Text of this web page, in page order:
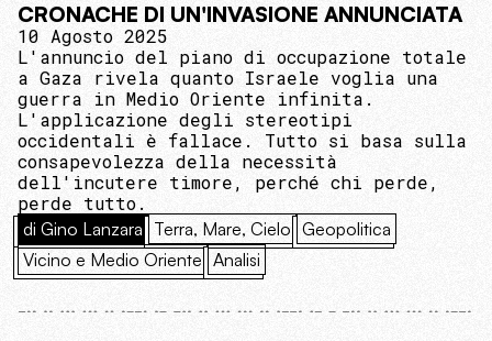
CRONACHE DI UN'INVASIONE ANNUNCIATA
10 Agosto 2025
L'annuncio del piano di occupazione totale
a Gaza rivela quanto Israele voglia una
guerra in Medio Oriente infinita.
L'applicazione degli stereotipi
occidentali è fallace. Tutto si basa sulla
consapevolezza della necessità
dell'incutere timore, perché chi perde,
perde tutto.
di Gino Lanzara Terra, Mare, Cielo Geopolitica
Vicino e Medio Oriente Analisi